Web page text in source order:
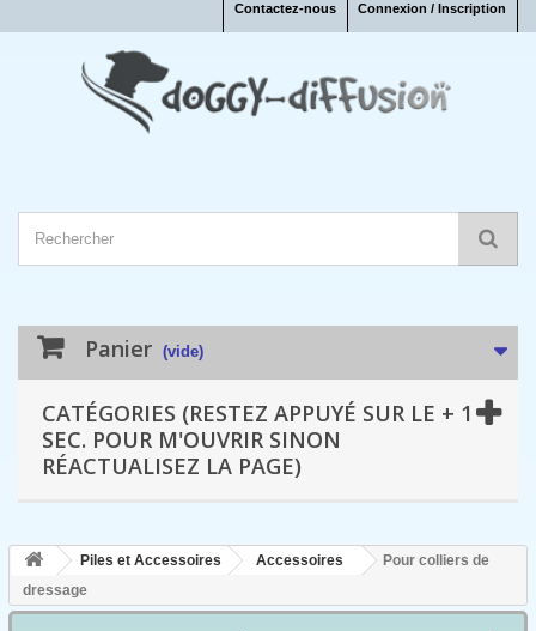
Connexion / Inscription
Contactez-nous
Panier (vide)
CATÉGORIES (RESTEZ APPUYÉ SUR LE + 1
SEC. POUR M'OUVRIR SINON
RÉACTUALISEZ LA PAGE)
Piles et Accessoires Accessoires
Pour colliers de
dressage